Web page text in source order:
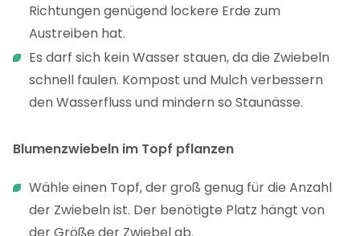
Richtungen genügend lockere Erde zum
Austreiben hat.
Es darf sich kein Wasser stauen, da die Zwiebeln
schnell faulen. Kompost und Mulch verbessern
den Wasserfluss und mindern so Staunässe.
Blumenzwiebeln im Topf pflanzen
Wähle einen Topf, der groß genug für die Anzahl
der Zwiebeln ist. Der benötigte Platz hängt von
der Größe der Zwiebel ab.